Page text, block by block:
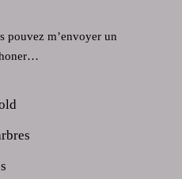
pouvez m’envoyer un